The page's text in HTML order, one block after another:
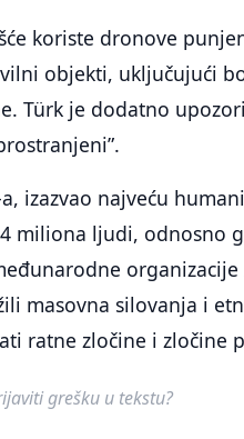
koriste dronove
objekti, uključujući
Türk je dodatno
izazvao najveću
miliona ljudi, odnosno
masovna silovanja i
ratne zločine i zločine
grešku u tekstu?